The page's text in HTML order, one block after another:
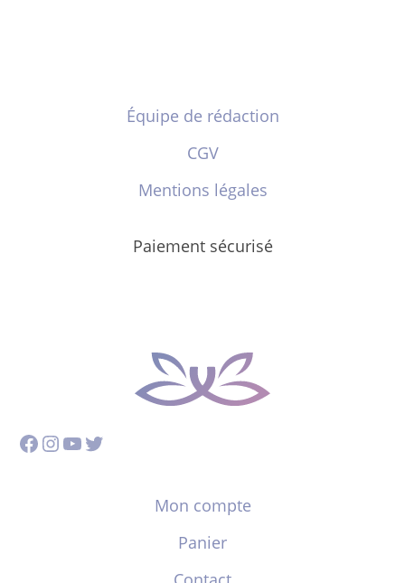
Équipe de rédaction
CGV
Mentions légales
Paiement sécurisé
Facebook
Instagram
YouTube
Twitter
Mon compte
Panier